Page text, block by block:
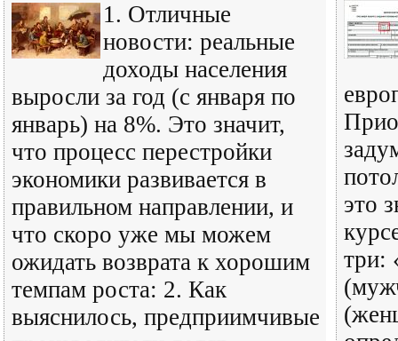
1. Отличные
новости: реальные
доходы населения
выросли за год (с января по
январь) на 8%. Это значит,
что процесс перестройки
экономики развивается в
правильном направлении, и
что скоро уже мы можем
ожидать возврата к хорошим
темпам роста: 2. Как
выяснилось, предприимчивые
это
три: